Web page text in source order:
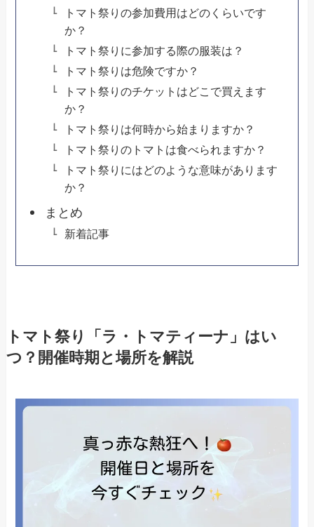
トマト祭りの参加費用はどのくらいです
か？
トマト祭りに参加する際の服装は？
トマト祭りは危険ですか？
トマト祭りのチケットはどこで買えます
か？
トマト祭りは何時から始まりますか？
トマト祭りのトマトは食べられますか？
トマト祭りにはどのような意味があります
か？
まとめ
新着記事
トマト祭り「ラ・トマティーナ」はい
つ？開催時期と場所を解説